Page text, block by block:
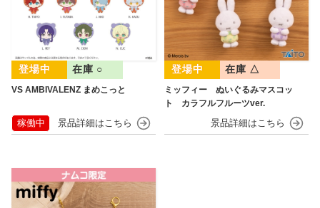
VS AMBIVALENZ まめこっと
在庫 ○
稼働中
ミッフィー ぬいぐるみマスコッ
ト カラフルフルーツver.
在庫 △